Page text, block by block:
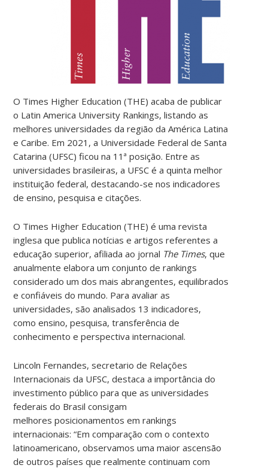
O Times Higher Education (THE) acaba de publicar
o Latin America University Rankings, listando as
melhores universidades da região da América Latina
e Caribe. Em 2021, a Universidade Federal de Santa
Catarina (UFSC) ficou na 11ª posição. Entre as
universidades brasileiras, a UFSC é a quinta melhor
instituição federal, destacando-se nos indicadores
de ensino, pesquisa ecitações.
O Times Higher Education (THE) é uma revista
inglesa que publica notícias e artigos referentes a
educação superior, afiliada ao jornal The Times, que
anualmente elabora um conjunto de rankings
considerado um dos mais abrangentes, equilibrados
e confiáveis do mundo. Para avaliar as
universidades, são analisados 13 indicadores,
como ensino, pesquisa, transferência de
conhecimento e perspectiva internacional.
Lincoln Fernandes, secretario de Relações
Internacionais da UFSC, destaca a importância do
investimento público para que as universidades
federais do Brasil consigam
melhores posicionamentos em rankings
internacionais: “Em comparação com o contexto
latinoamericano, observamos uma maior ascensão
de outros países que realmente continuam com